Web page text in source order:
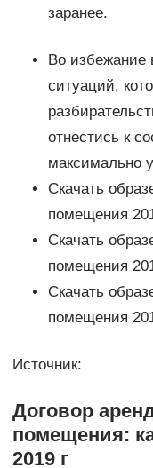
заранее.
Во избежание
ситуаций,
отнестись к
максимально
Скачать
помещения
Скачать
помещения
Скачать
помещения
Источник:
Договор
помещения:
2019 г